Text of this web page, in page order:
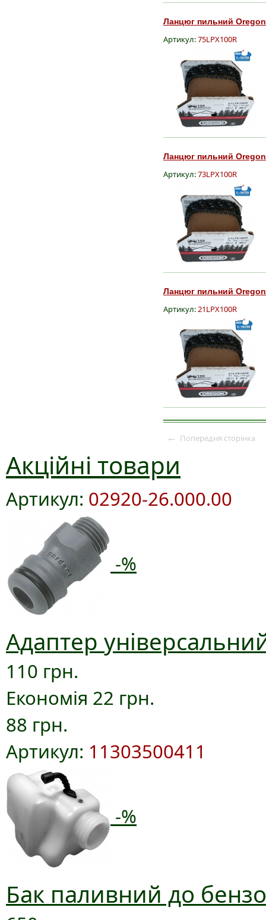
Ланцюг пильний Oregon
Артикул:75LPX100R
Ланцюг пильний Oregon
Артикул:73LPX100R
Ланцюг пильний Oregon
Артикул:21LPX100R
← Попередня сторінка
Акційні товари
Артикул: 02920-26.000.00
-%
Адаптер
110 грн.
Економія 22 грн.
88 грн.
Артикул: 11303500411
-%
Бак паливний до